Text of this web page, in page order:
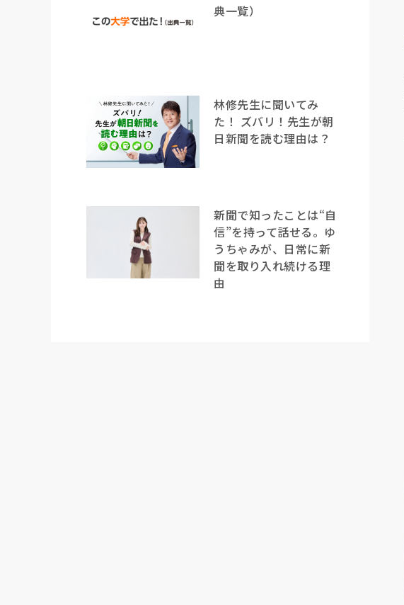
典一覧）
林修先生に聞いてみ
た！ ズバリ！先生が朝
日新聞を読む理由は？
新聞で知ったことは“自
信”を持って話せる。ゆ
うちゃみが、日常に新
聞を取り入れ続ける理
由